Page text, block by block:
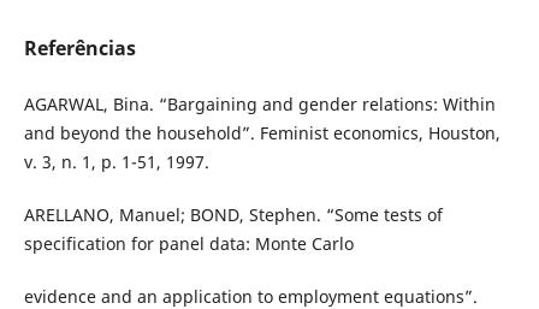
Referências
AGARWAL, Bina. “Bargaining and gender relations: Within
and beyond the household”. Feminist economics, Houston,
v. 3, n. 1, p. 1-51, 1997.
ARELLANO, Manuel; BOND, Stephen. “Some tests of
specification for panel data: Monte Carlo
evidence and an application to employment equations”.